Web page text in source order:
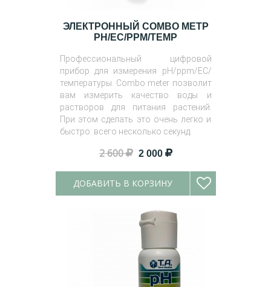
ЭЛЕКТРОННЫЙ COMBO МЕТР
PH/EC/PPM/TEMP
Профессиональный цифровой
прибор для измерения pH/ppm/EC/
температуры. Combo meter позволит
вам измерить качество воды и
растворов для питания растений.
При этом сделать это очень легко и
быстро: всего несколько секунд.
2 600 2 000
ДОБАВИТЬ В КОРЗИНУ